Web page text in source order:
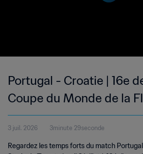
Portugal - Croatie | 16e
Coupe du Monde de la
Temps forts | Langue
internationale (LSI)
3 juil. 2026 3minute 29seconde
Regardez les temps forts du match